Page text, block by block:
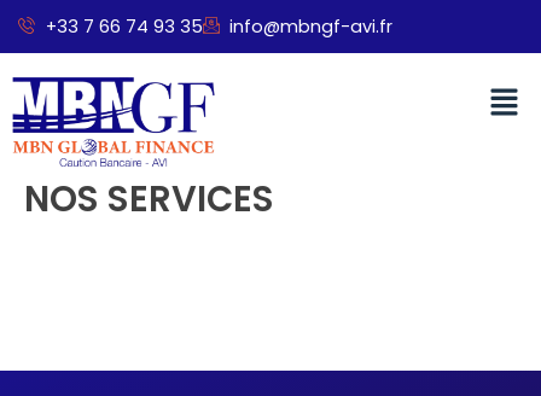
Aller
+33 7 66 74 93 35 info@mbngf-avi.fr
NOS SERVICES